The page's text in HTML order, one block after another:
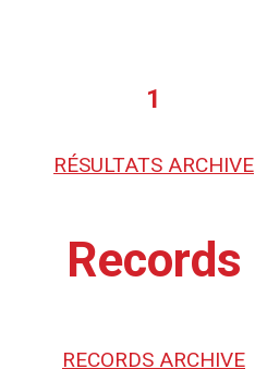
1
RÉSULTATS ARCHIVE
Records
RECORDS ARCHIVE